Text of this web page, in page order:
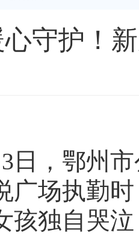
心守护！
，鄂州市
广场执勤
孩独自哭